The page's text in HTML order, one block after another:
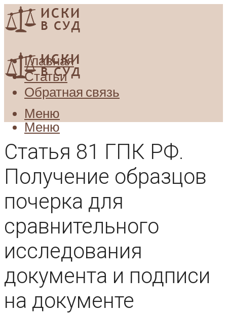
Главная
Статьи
Обратная связь
Меню
Меню
Статья 81 ГПК РФ.
Получение образцов
почерка для
сравнительного
исследования
документа и подписи
на документе